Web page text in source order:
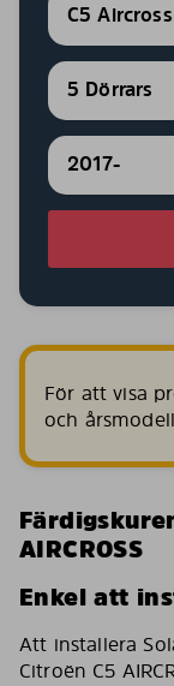
C5 Aircross
5 Dörrars
2017-
För att visa
och
AIRCROSS
Enkel att
Att installera
Citroën C5